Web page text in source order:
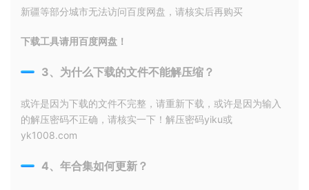
新疆等部分城市无法访问百度网盘，请核实后再购买
下载工具请用百度网盘！
3、为什么下载的文件不能解压缩？
或许是因为下载的文件不完整，请重新下载，或许是因为输入
的解压密码不正确，请核实一下！解压密码yiku或
yk1008.com
4、年合集如何更新？